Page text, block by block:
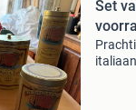
Set